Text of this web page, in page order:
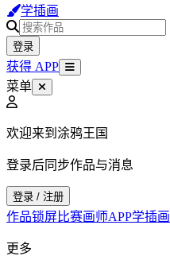
学插画
登录
获得 APP
菜单
欢迎来到涂鸦王国
登录后同步作品与消息
登录 / 注册
作品锁屏比赛画师APP学插画
更多